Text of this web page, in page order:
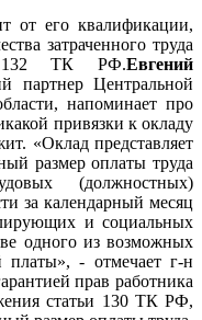
от его квалификации,
затраченного труда
132 ТК РФ.Евгений
партнер Центральной
напоминает про
привязки к окладу
«Оклад представляет
размер оплаты труда
(должностных)
за календарный месяц
и социальных
одного из возможных
платы», - отмечает г-н
прав работника
статьи 130 ТК РФ,